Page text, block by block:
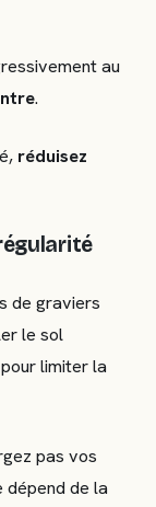
au
.
réduisez
de graviers
le sol
limiter la
pas vos
dépend de la